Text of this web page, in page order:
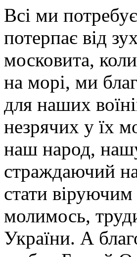
Всі ми
потерпає від
московита, коли
на морі, ми
для наших
незрячих у їх
наш народ,
страждаючий
стати
молимось,
України. А